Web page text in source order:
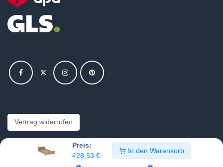
Preis:
428,53 €
In den Warenkorb
Vertrag widerrufen
Copyright © Hajus AG - Alle Rechte vorbehalten